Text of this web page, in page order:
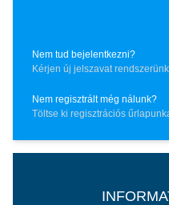
Nem tud bejelentkezni?
Kérjen új jelszavat
Nem regisztrált még nálunk?
Töltse ki regisztrációs